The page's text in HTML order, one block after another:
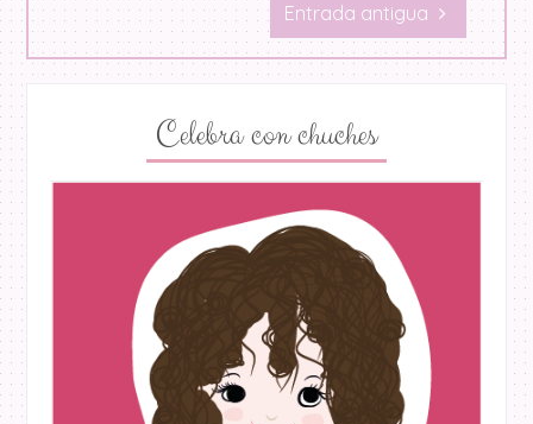
Entrada antigua
Celebra con chuches